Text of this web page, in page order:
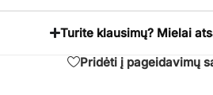
Turite klausimų? Mielai
Pridėti į pageidavimų